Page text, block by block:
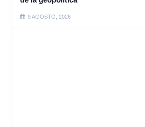
9 AGOSTO, 2026